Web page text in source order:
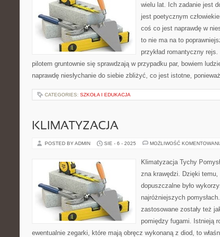
wielu lat. Ich zadanie jest
jest poetycznym
coś co jest naprawdę w
to nie ma na to
przykład romantyczny
pilotem gruntownie się sprawdzają w przypadku par, bowiem
naprawdę niesłychanie do siebie zbliżyć, co jest istotne,
CATEGORIES: SZKOŁA I EDUKACJA
KLIMATYZACJA
POSTED BY ADMIN SIE - 6 - 2025 MOŻLIWOŚĆ
Klimatyzacja Tychy
zna krawędzi. Dzięki temu,
dopuszczalne było
najróżniejszych
zastosowane zostały też
pomiędzy fugami. Istnieją
ewentualnie zegarki, które mają obręcz wykonaną z diod, to